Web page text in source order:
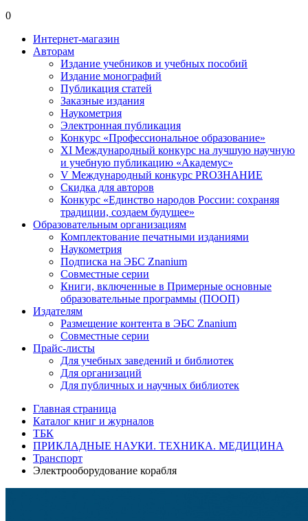
0
Интернет-магазин
Авторам
Издание учебников и учебных пособий
Издание монографий
Публикация статей
Заказные издания
Наукометрия
Электронная публикация
Конкурс «Профессиональное образование»
XI Международный конкурс на лучшую научную
и учебную публикацию «Академус»
V Международный конкурс PROЗНАНИЕ
Скидка для авторов
Конкурс «Единство народов России: сохраняя
традиции, создаем будущее»
Образовательным организациям
Комплектование печатными изданиями
Наукометрия
Подписка на ЭБС Znanium
Совместные серии
Книги, включенные в Примерные основные
образовательные программы (ПООП)
Издателям
Размещение контента в ЭБС Znanium
Совместные серии
Прайс-листы
Для учебных заведений и библиотек
Для организаций
Для публичных и научных библиотек
Главная страница
Каталог книг и журналов
ТБК
ПРИКЛАДНЫЕ НАУКИ. ТЕХНИКА. МЕДИЦИНА
Транспорт
Электрооборудование корабля